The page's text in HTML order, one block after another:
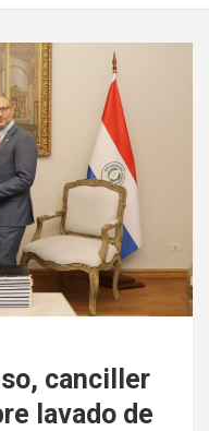
canciller
lavado de